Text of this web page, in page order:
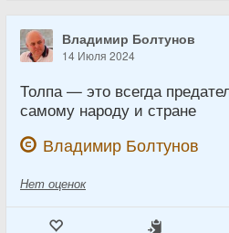
Владимир Болтунов
14 Июля 2024
Толпа — это всегда
самому народу и стране
Владимир Болтунов
Нет оценок